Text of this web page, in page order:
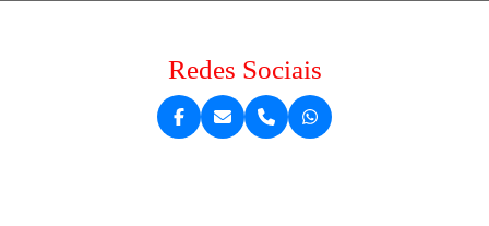
Redes Sociais